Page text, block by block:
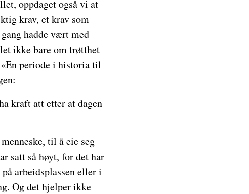
oppdaget også vi at
krav, et krav som
hadde vært med
ikke bare om trøtthet
periode i historia til
kraft att etter at dagen
til å eie seg
satt så høyt, for det har
arbeidsplassen eller i
Og det hjelper ikke